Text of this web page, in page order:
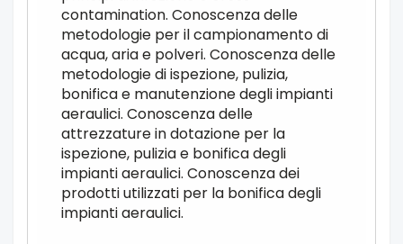
contamination. Conoscenza delle
metodologie per il campionamento di
acqua, aria e polveri. Conoscenza delle
metodologie di ispezione, pulizia,
bonifica e manutenzione degli impianti
aeraulici. Conoscenza delle
attrezzature in dotazione per la
ispezione, pulizia e bonifica degli
impianti aeraulici. Conoscenza dei
prodotti utilizzati per la bonifica degli
impianti aeraulici.